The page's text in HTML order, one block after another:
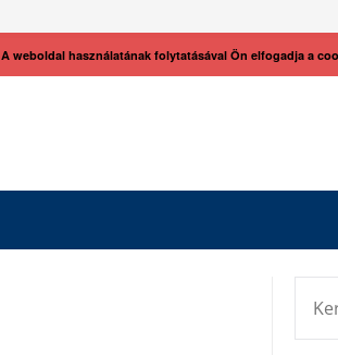
A weboldal használatának folytatásával Ön elfogadja a